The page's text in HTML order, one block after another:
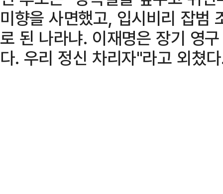
미향을 사면했고, 입시비리 잡범
로 된 나라냐. 이재명은 장기 영
다. 우리 정신 차리자"라고 외쳤